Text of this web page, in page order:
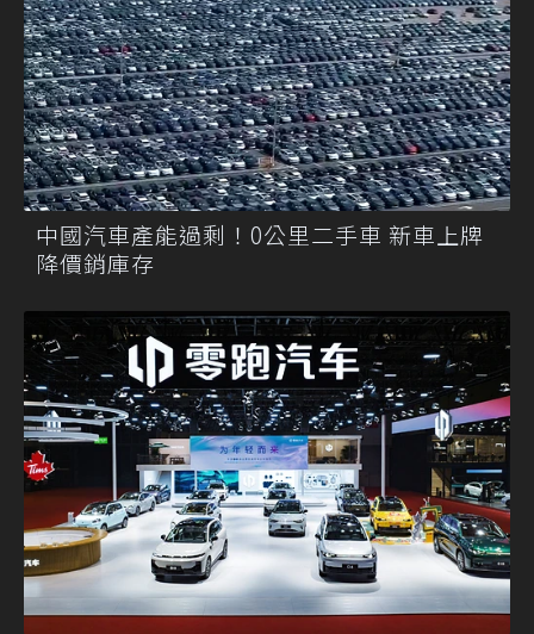
中國汽車產能過剩！0公里二手車 新車上牌
降價銷庫存